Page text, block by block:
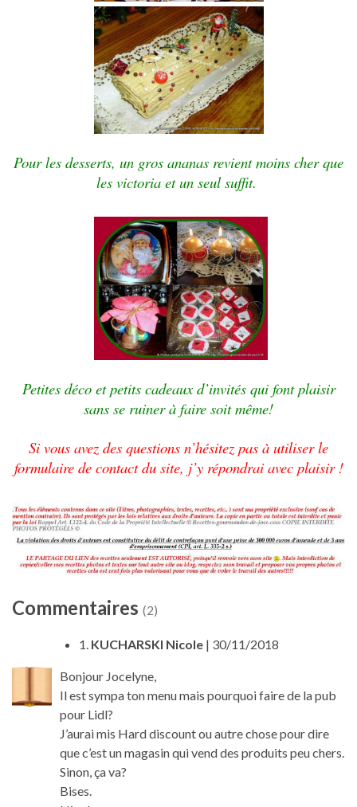
Pour les desserts, un gros ananas revient moins cher que
les victoria et un seul suffit.
Petites déco et petits cadeaux d’invités qui font plaisir
sans se ruiner à faire soit même!
Si vous avez des questions n’hésitez pas à utiliser le
formulaire de contact du site, j’y répondrai avec plaisir !
Commentaires (2)
1. KUCHARSKI Nicole | 30/11/2018
Bonjour Jocelyne,
Il est sympa ton menu mais pourquoi faire de la pub
pour Lidl?
J’aurai mis Hard discount ou autre chose pour dire
que c’est un magasin qui vend des produits peu chers.
Sinon, ça va?
Bises.